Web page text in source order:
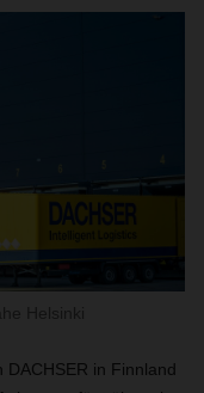
in Finnland